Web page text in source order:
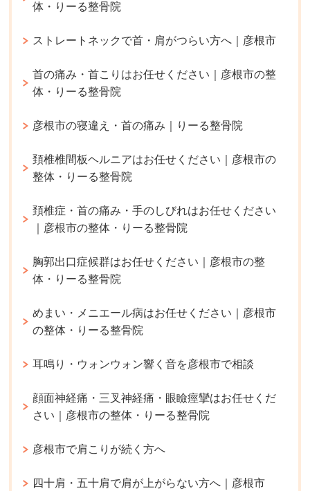
体・りーる整骨院
ストレートネックで首・肩がつらい方へ｜彦根市
首の痛み・首こりはお任せください｜彦根市の整
体・りーる整骨院
彦根市の寝違え・首の痛み｜りーる整骨院
頚椎椎間板ヘルニアはお任せください｜彦根市の
整体・りーる整骨院
頚椎症・首の痛み・手のしびれはお任せください
｜彦根市の整体・りーる整骨院
胸郭出口症候群はお任せください｜彦根市の整
体・りーる整骨院
めまい・メニエール病はお任せください｜彦根市
の整体・りーる整骨院
耳鳴り・ウォンウォン響く音を彦根市で相談
顔面神経痛・三叉神経痛・眼瞼痙攣はお任せくだ
さい｜彦根市の整体・りーる整骨院
彦根市で肩こりが続く方へ
四十肩・五十肩で肩が上がらない方へ｜彦根市